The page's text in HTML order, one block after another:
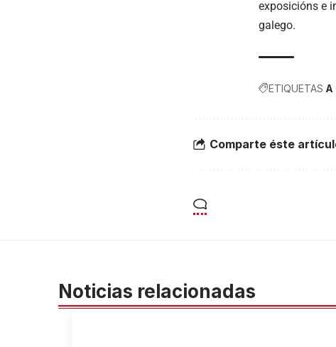
exposicións e
galego.
ETIQUETAS A
Comparte éste
Noticias relacionadas